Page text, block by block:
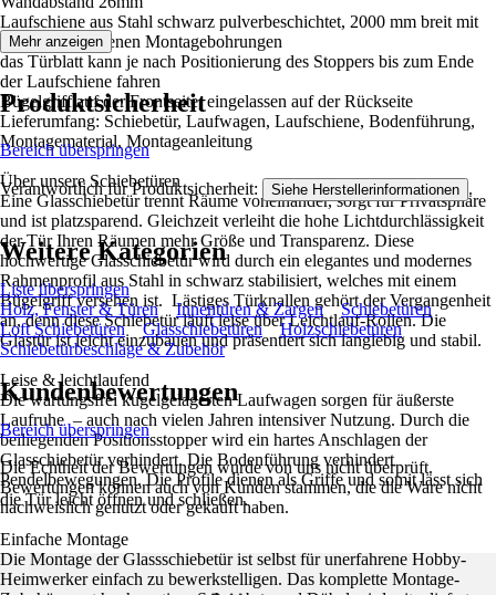
Laufschiene aus Stahl schwarz pulverbeschichtet, 2000 mm breit mit
bereits vorhandenen Montagebohrungen
das Türblatt kann je nach Positionierung des Stoppers bis zum Ende
der Laufschiene fahren
Bügelgriff auf der Frontseite, eingelassen auf der Rückseite
Lieferumfang: Schiebetür, Laufwagen, Laufschiene, Bodenführung,
Montagematerial, Montageanleitung
Über unsere Schiebetüren
Eine Glasschiebetür trennt Räume voneinander, sorgt für Privatsphäre
und ist platzsparend. Gleichzeit verleiht die hohe Lichtdurchlässigkeit
der Tür Ihren Räumen mehr Größe und Transparenz. Diese
hochwertige Glasschiebetür wird durch ein elegantes und modernes
Rahmenprofil aus Stahl in schwarz stabilisiert, welches mit einem
Bügelgriff versehen ist. Lästiges Türknallen gehört der Vergangenheit
an, denn diese Schiebetür läuft leise über Leichtlauf-Rollen. Die
Glastür ist leicht einzubauen und präsentiert sich langlebig und stabil.
Leise & leichtlaufend
Die wartungsfrei kugelgelagerten Laufwagen sorgen für äußerste
Laufruhe – auch nach vielen Jahren intensiver Nutzung. Durch die
beiliegenden Positionsstopper wird ein hartes Anschlagen der
Glasschiebetür verhindert. Die Bodenführung verhindert
Pendelbewegungen. Die Profile dienen als Griffe und somit lässt sich
die Tür leicht öffnen und schließen.
Einfache Montage
Die Montage der Glassschiebetür ist selbst für unerfahrene Hobby-
Heimwerker einfach zu bewerkstelligen. Das komplette Montage-
Mehr anzeigen
Produktsicherheit
Bereich überspringen
Verantwortlich für Produktsicherheit: Siehe Herstellerinformationen .
Weitere Kategorien
Liste überspringen
Holz, Fenster & Türen
Innentüren & Zargen
Schiebetüren
Loft Schiebetüren
Glasschiebetüren
Holzschiebetüren
Schiebetürbeschläge & Zubehör
Kundenbewertungen
Bereich überspringen
Die Echtheit der Bewertungen wurde von uns nicht überprüft.
Bewertungen können auch von Kunden stammen, die die Ware nicht
nachweislich genutzt oder gekauft haben.